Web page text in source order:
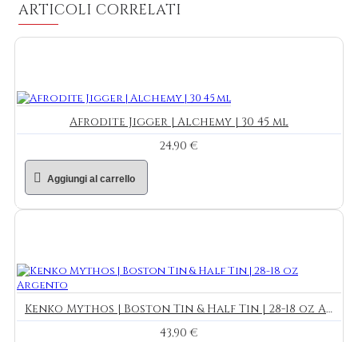
ARTICOLI CORRELATI
Afrodite Jigger | Alchemy | 30 45 ml
24,90 €
Aggiungi al carrello
Kenko Mythos | Boston Tin & Half Tin | 28-18 oz Argento
43,90 €